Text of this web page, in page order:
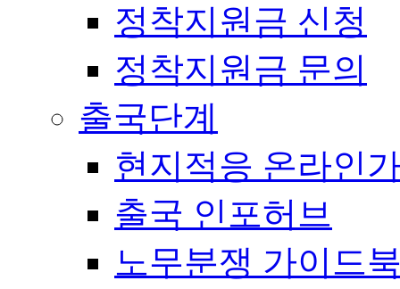
정착지원금 신청
정착지원금 문의
출국단계
현지적응 온라인
출국 인포허브
노무분쟁 가이드